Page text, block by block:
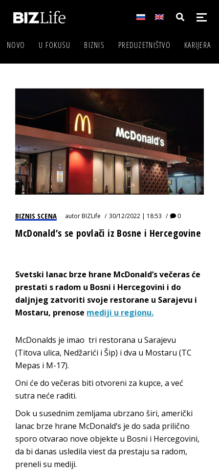
NOVO U FOKUSU BIZNIS PREDUZETNIŠTVO KARIJERA
BIZNIS SCENA autorBIZLife 30/12/2022 | 18:53 0
McDonald’s se povlači iz Bosne i Hercegovine
Svetski lanac brze hrane McDonald’s večeras će
prestati s radom u Bosni i Hercegovini i do
daljnjeg zatvoriti svoje restorane u Sarajevu i
Mostaru, prenose mediji u regionu.
McDonalds je imao tri restorana u Sarajevu
(Titova ulica, Nedžarići i Šip) i dva u Mostaru (TC
Mepas i M-17).
Oni će do večeras biti otvoreni za kupce, a već
sutra neće raditi.
Dok u susednim zemljama ubrzano širi, američki
lanac brze hrane McDonald’s je do sada prilično
sporo otvarao nove objekte u Bosni i Hercegovini,
da bi danas usledila viest da prestaju sa radom,
preneli su mediji.